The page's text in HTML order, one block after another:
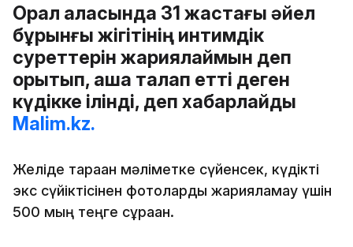
Орал қаласында 31 жастағы әйел
бұрынғы жігітінің интимдік
суреттерін жариялаймын деп
қорқытып, ақша талап етті деген
күдікке ілінді, деп хабарлайды
Malim.kz.
Желіде тараған мәліметке сүйенсек, күдікті
экс сүйіктісінен фотоларды жарияламау үшін
500 мың теңге сұраған.